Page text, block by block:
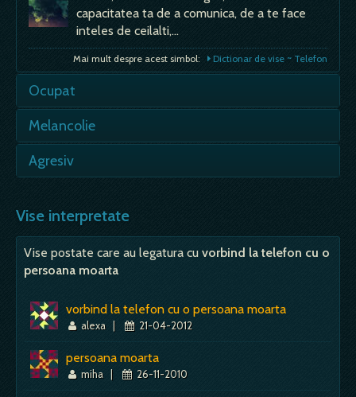
capacitatea ta de a comunica, de a te face
inteles de ceilalti,…
Mai mult despre acest simbol: Dictionar de vise ~ Telefon
Ocupat
- ton la telefon sau cineva spune ca e ocupat
sau ocupat la toaleta - blocaje, piedici,
Melancolie
cu o persoana, care v-ar putea face rau pe
Mai mult despre acest simbol:
Agresiv
alta persoana. Visul doreste sa va
atentioneze ca in…
Mai mult despre acest simbol: Dictionar de vise ~ Agresiv
Vise interpretate
Vise postate care au legatura cu vorbind la telefon cu o
persoana moarta
vorbind la telefon cu o persoana moarta
alexa | 21-04-2012
persoana moarta
miha | 26-11-2010